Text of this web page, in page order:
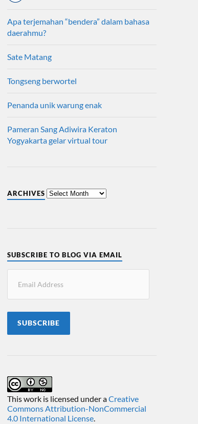
Apa terjemahan “bendera” dalam bahasa
daerahmu?
Sate Matang
Tongseng berwortel
Penanda unik warung enak
Pameran Sang Adiwira Keraton
Yogyakarta gelar virtual tour
ARCHIVES
SUBSCRIBE TO BLOG VIA EMAIL
SUBSCRIBE
This work is licensed under aCreative
Commons Attribution-NonCommercial
4.0 International License.